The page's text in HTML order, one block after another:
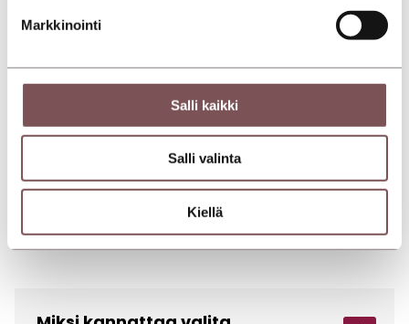
Markkinointi
Salli kaikki
Salli valinta
Kiellä
Löydät meiltä monipuolisen valikoiman
sinun tarpeita.